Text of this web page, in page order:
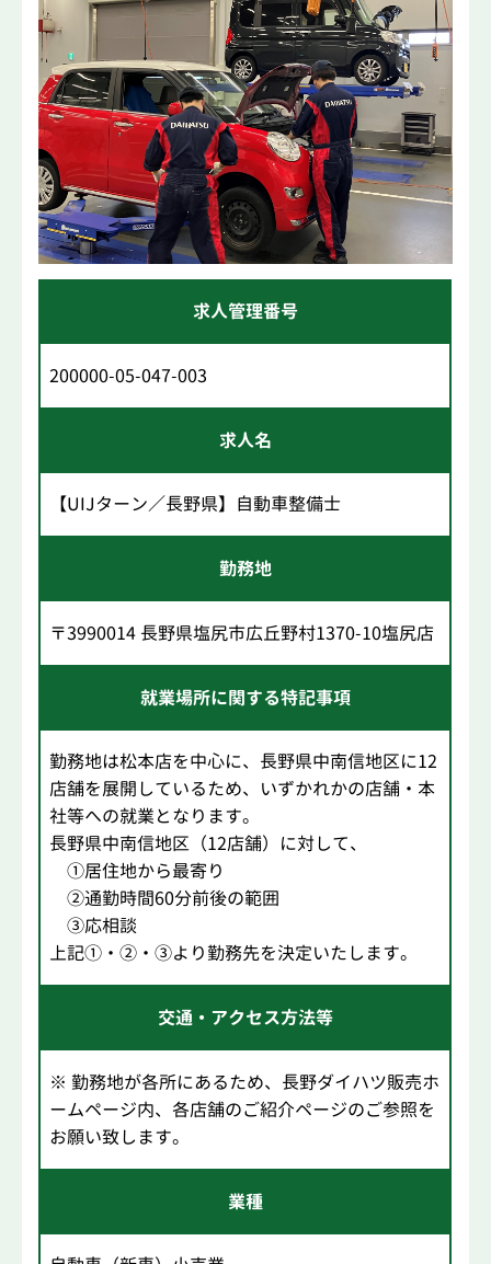
求人管理番号
200000-05-047-003
求人名
【UIJターン／長野県】自動車整備士
勤務地
〒3990014 長野県塩尻市広丘野村1370-10塩尻店
就業場所に関する特記事項
勤務地は松本店を中心に、長野県中南信地区に12
店舗を展開しているため、いずかれかの店舗・本
社等への就業となります。
長野県中南信地区（12店舗）に対して、
①居住地から最寄り
②通勤時間60分前後の範囲
③応相談
上記①・②・③より勤務先を決定いたします。
交通・アクセス方法等
※ 勤務地が各所にあるため、長野ダイハツ販売ホ
ームページ内、各店舗のご紹介ページのご参照を
お願い致します。
業種